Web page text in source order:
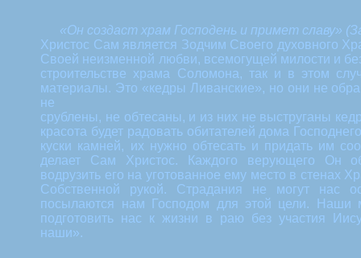
«Он создаст храм Господень и примет славу»
Христос Сам является Зодчим Своего духовного
Своей неизменной любви, всемогущей милости и
строительстве храма Соломона, так и в этом
материалы. Это «кедры Ливанские», но они не
не
срублены, не обтесаны, и из них не выструганы
красота будет радовать обитателей дома
куски камней, их нужно обтесать и придать им
делает Сам Христос. Каждого верующего Он
водрузить его на уготованное ему место в стенах
Собственной рукой. Страдания не могут нас
посылаются нам Господом для этой цели. Наши
подготовить нас к жизни в раю без участия
наши».